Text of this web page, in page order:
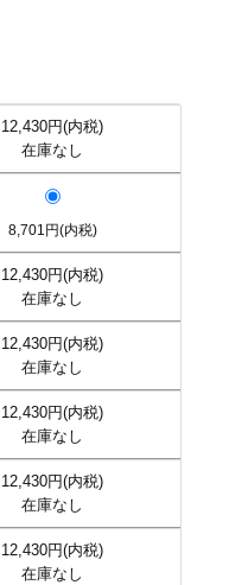
12,430円(内税)
在庫なし
8,701円(内税)
12,430円(内税)
在庫なし
12,430円(内税)
在庫なし
12,430円(内税)
在庫なし
12,430円(内税)
在庫なし
12,430円(内税)
在庫なし